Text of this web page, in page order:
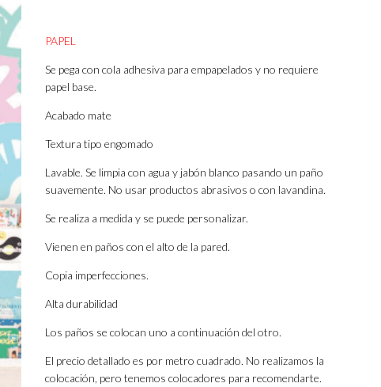
PAPEL
Se pega con cola adhesiva para empapelados y no requiere
papel base.
Acabado mate
Textura tipo engomado
Lavable. Se limpia con agua y jabón blanco pasando un paño
suavemente. No usar productos abrasivos o con lavandina.
Se realiza a medida y se puede personalizar.
Vienen en paños con el alto de la pared.
Copia imperfecciones.
Alta durabilidad
Los paños se colocan uno a continuación del otro.
El precio detallado es por metro cuadrado. No realizamos la
colocación, pero tenemos colocadores para recomendarte.